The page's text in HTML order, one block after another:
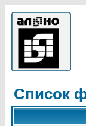
Список